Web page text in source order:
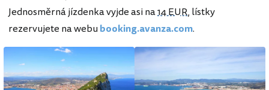
Jednosměrná jízdenka vyjde asi na14 EUR, lístky
rezervujete na webubooking.avanza.com.